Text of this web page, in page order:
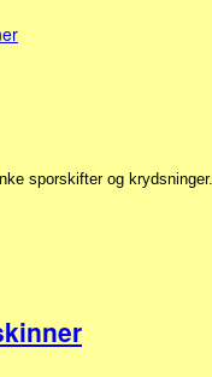
sporskifter og krydsninger.